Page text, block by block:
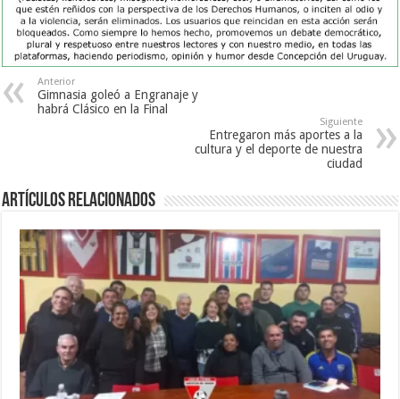
Anterior
Gimnasia goleó a Engranaje y
habrá Clásico en la Final
Siguiente
Entregaron más aportes a la
cultura y el deporte de nuestra
ciudad
Artículos Relacionados